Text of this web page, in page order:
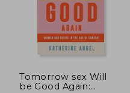
5%
dcto. 11,40 €
Tomorrow sex Will
be Good Again: